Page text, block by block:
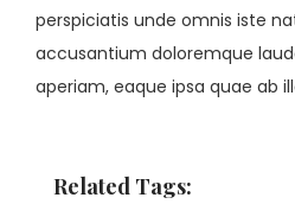
perspiciatis unde omnis iste
accusantium doloremque
aperiam, eaque ipsa quae ab
Related Tags: